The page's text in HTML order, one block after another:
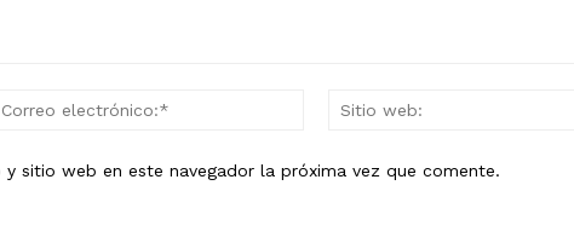
Correo
sitio web en este navegador la próxima vez que comente.